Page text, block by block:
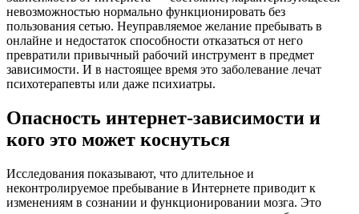
невозможностью нормально функционировать без
пользования сетью. Неуправляемое желание пребывать в
онлайне и недостаток способности отказаться от него
превратили привычный рабочий инструмент в предмет
зависимости. И в настоящее время это заболевание лечат
психотерапевты или даже психиатры.
Опасность интернет-зависимости и
кого это может коснуться
Исследования показывают, что длительное и
неконтролируемое пребывание в Интернете приводит к
изменениям в сознании и функционировании мозга. Это